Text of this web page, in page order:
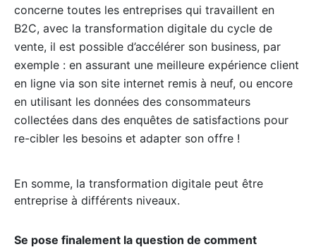
concerne toutes les entreprises qui travaillent en
B2C, avec la transformation digitale du cycle de
vente, il est possible d’accélérer son business, par
exemple : en assurant une meilleure expérience client
en ligne via son site internet remis à neuf, ou encore
en utilisant les données des consommateurs
collectées dans des enquêtes de satisfactions pour
re-cibler les besoins et adapter son offre !
En somme, la transformation digitale peut être
entreprise à différents niveaux.
Se pose finalement la question de comment